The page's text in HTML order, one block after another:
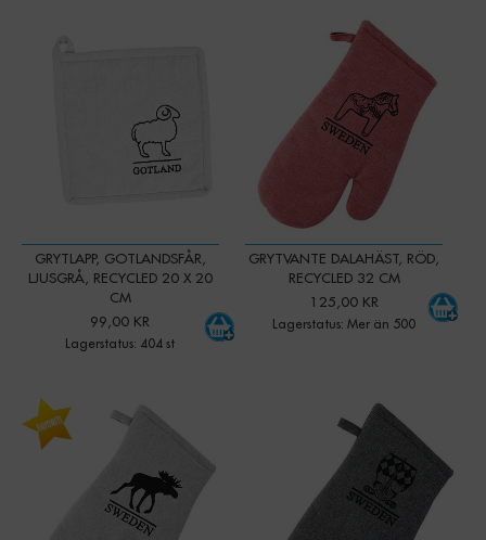
GRYTLAPP, GOTLANDSFÅR,
LJUSGRÅ, RECYCLED 20 X 20
CM
99,00 KR
Lagerstatus: 404 st
GRYTVANTE DALAHÄST, RÖD,
RECYCLED 32 CM
125,00 KR
Lagerstatus: Mer än 500
+
Qty: + +